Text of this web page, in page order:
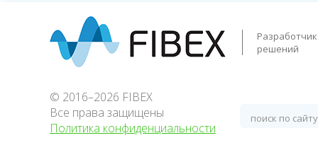
решений
© 2016–2026 FIBEX
Все права защищены
Политика конфиденциальности